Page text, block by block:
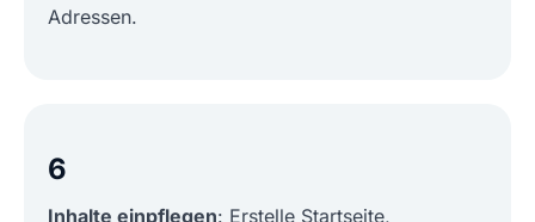
Adressen.
6
Inhalte einpflegen: Erstelle Startseite,